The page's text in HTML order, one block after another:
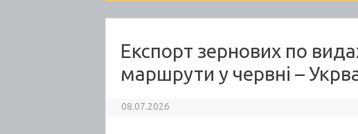
Експорт зернових по
маршрути у червні –
08.07.2026